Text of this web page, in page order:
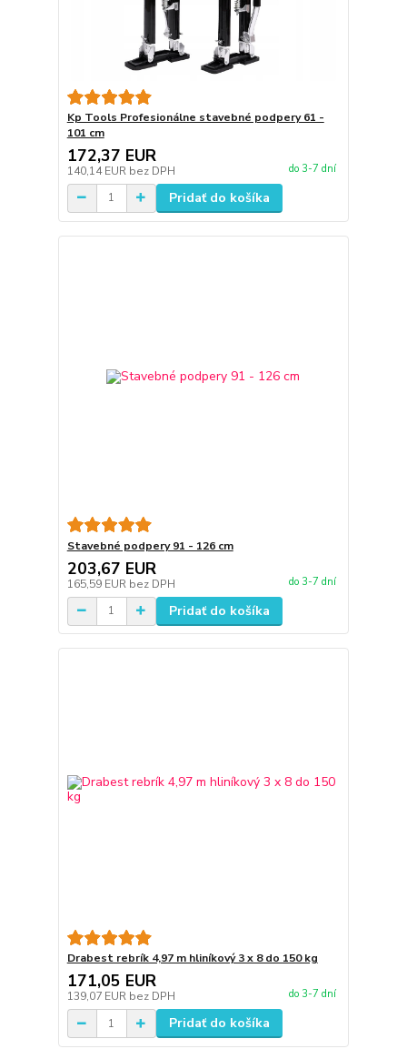
Kp Tools Profesionálne stavebné podpery 61 -
101 cm
172,37 EUR
140,14 EUR bez DPH do 3-7 dní
Pridať do košíka
Stavebné podpery 91 - 126 cm
203,67 EUR
165,59 EUR bez DPH do 3-7 dní
Pridať do košíka
Drabest rebrík 4,97 m hliníkový 3 x 8 do 150 kg
171,05 EUR
139,07 EUR bez DPH do 3-7 dní
Pridať do košíka